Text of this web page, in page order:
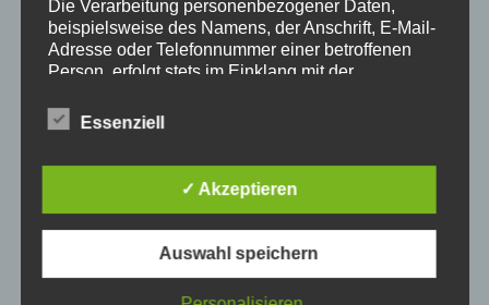
Die Verarbeitung personenbezogener Daten,
beispielsweise des Namens, der Anschrift, E-Mail-
Adresse oder Telefonnummer einer betroffenen
Person, erfolgt stets im Einklang mit der
Übereinstimmung mit den für uns geltenden
Unternehmen die Öffentlichkeit über Art, Umfang
und Zweck der von uns erhobenen, genutzten und
informieren. Ferner werden betroffene Personen
mittels dieser Datenschutzerklärung über die ihnen
Essenziell
✓ Akzeptieren
Auswahl speichern